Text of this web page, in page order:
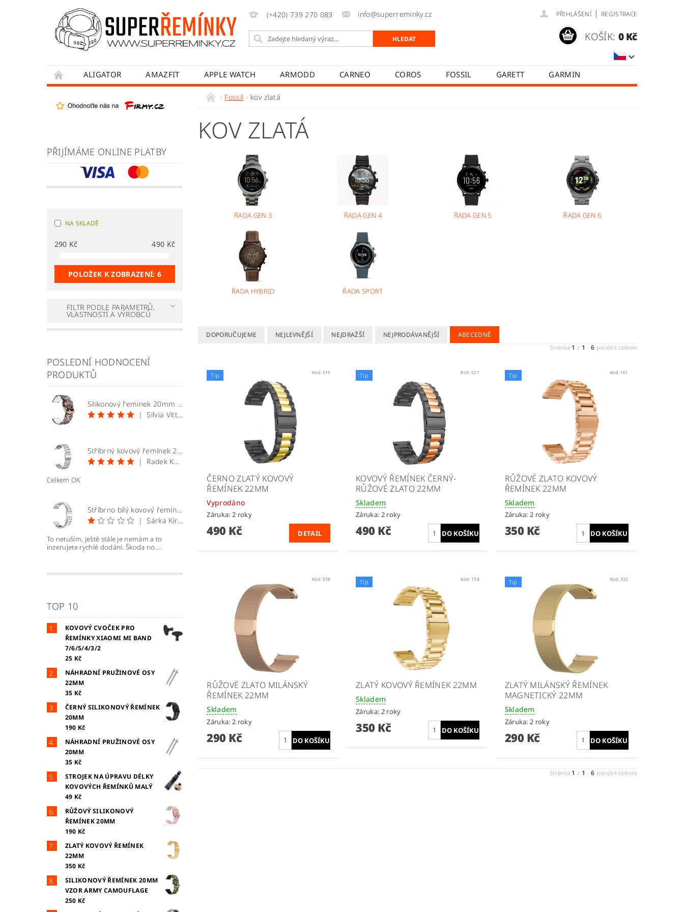
(+420) 739 270 083 info@superreminky.cz PŘIHLÁŠENÍ | REGISTRACE
KOŠÍK: 0 Kč
ALIGATOR AMAZFIT APPLE WATCH ARMODD CARNEO COROS FOSSIL GARETT
GARMIN
MYKRONOZ
WITHINGS
WOWME
JAK NAKUPOVAT JAK REKLAMOVAT
PŘIJÍMÁME ONLINE PLATBY
NA SKLADĚ
290 Kč 490 Kč
POLOŽEK K ZOBRAZENÍ: 6
FILTR PODLE PARAMETRŮ,
VLASTNOSTÍ A VÝROBCŮ
POSLEDNÍ HODNOCENÍ
PRODUKTŮ
Silikonový řemínek 20mm vzor lebky
|
Silvia Vittekova
Stříbrný kovový řemínek 20mm
|
Radek Kopecký
Celkem OK
Stříbrno bílý kovový řemínek 22mm
|
Šárka Kirchnerová
To netuším, ještě stále je nemám a to
inzerujete rychlé dodání. Škoda no....
TOP 10
KOVOVÝ CVOČEK PRO
ŘEMÍNKY XIAOMI MI BAND
7/6/5/4/3/2
25 Kč
NÁHRADNÍ PRUŽINOVÉ OSY
22MM
35 Kč
ČERNÝ SILIKONOVÝ ŘEMÍNEK
20MM
190 Kč
NÁHRADNÍ PRUŽINOVÉ OSY
20MM
35 Kč
STROJEK NA ÚPRAVU DÉLKY
KOVOVÝCH ŘEMÍNKŮ MALÝ
49 Kč
RŮŽOVÝ SILIKONOVÝ
ŘEMÍNEK 20MM
190 Kč
ZLATÝ KOVOVÝ ŘEMÍNEK
22MM
350 Kč
SILIKONOVÝ ŘEMÍNEK 20MM
VZOR ARMY CAMOUFLAGE
250 Kč
Fossil kov zlatá
KOV ZLATÁ
ŘADA GEN 3 ŘADA GEN 4 ŘADA GEN 5 ŘADA GEN 6
ŘADA HYBRID ŘADA SPORT
DOPORUČUJEME NEJLEVNĚJŠÍ NEJDRAŽŠÍ NEJPRODÁVANĚJŠÍ ABECEDNĚ
Stránka 1 z 1 -6 položek celkem
Tip Kód: 515
ČERNO ZLATÝ KOVOVÝ
ŘEMÍNEK 22MM
Vyprodáno
Záruka: 2 roky
490 Kč DETAIL
Tip Kód:521
KOVOVÝ ŘEMÍNEK ČERNÝ-
RŮŽOVÉ ZLATO 22MM
Skladem
Záruka: 2 roky
490 Kč
Tip Kód: 161
RŮŽOVÉ ZLATO KOVOVÝ
ŘEMÍNEK 22MM
Skladem
Záruka: 2 roky
350 Kč
Kód: 978
RŮŽOVÉ ZLATO MILÁNSKÝ
ŘEMÍNEK 22MM
Skladem
Záruka: 2 roky
290 Kč
Tip Kód: 158
ZLATÝ KOVOVÝ ŘEMÍNEK 22MM
Skladem
Záruka: 2 roky
350 Kč
Tip Kód: 332
ZLATÝ MILÁNSKÝ ŘEMÍNEK
MAGNETICKÝ 22MM
Skladem
Záruka: 2 roky
290 Kč
Stránka 1 z 1 -6 položek celkem